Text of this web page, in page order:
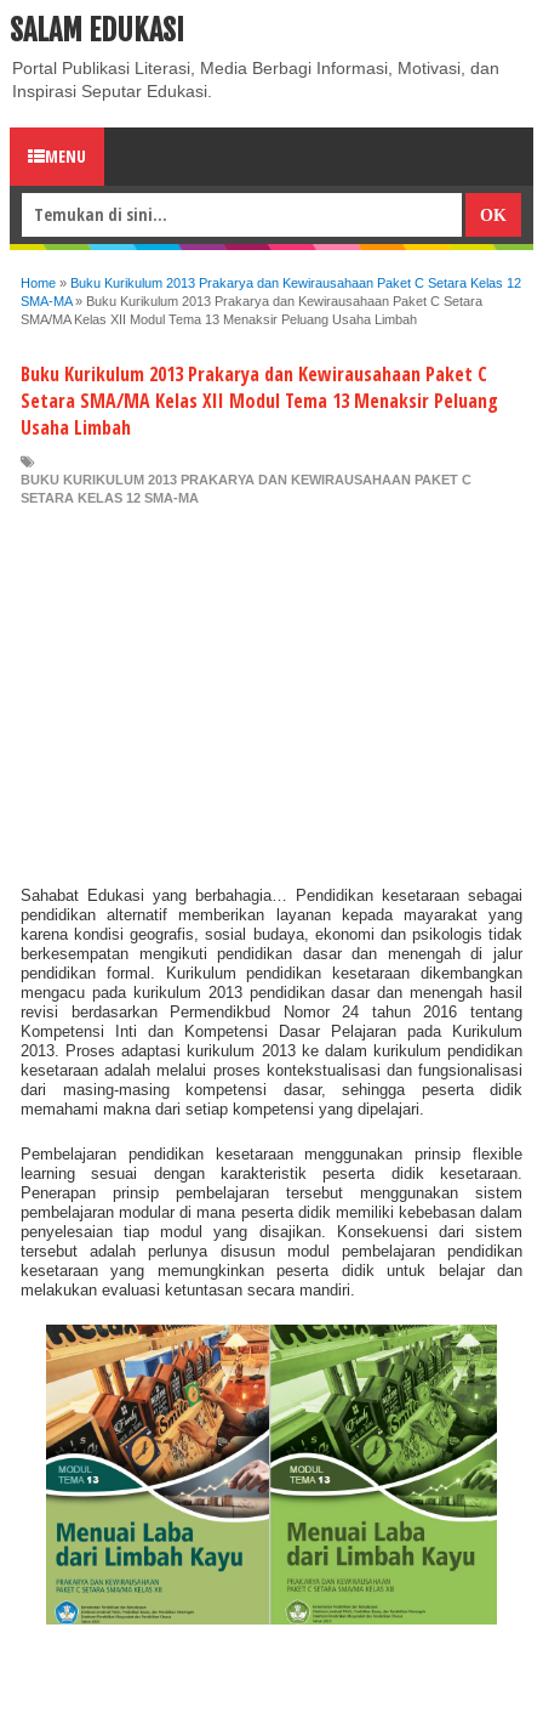
ABOUT CONTACT US
SALAM EDUKASI
Portal Publikasi Literasi, Media Berbagi Informasi, Motivasi, dan
Inspirasi Seputar Edukasi.
MENU
Home » Buku Kurikulum 2013 Prakarya dan Kewirausahaan Paket C Setara Kelas 12
SMA-MA» Buku Kurikulum 2013 Prakarya dan Kewirausahaan Paket C Setara
SMA/MA Kelas XII Modul Tema 13 Menaksir Peluang Usaha Limbah
Buku Kurikulum 2013 Prakarya dan Kewirausahaan Paket C
Setara SMA/MA Kelas XII Modul Tema 13 Menaksir Peluang
Usaha Limbah
BUKU KURIKULUM 2013 PRAKARYA DAN KEWIRAUSAHAAN PAKET C
SETARA KELAS 12 SMA-MA
Sahabat Edukasi yang berbahagia… Pendidikan kesetaraan sebagai
pendidikan alternatif memberikan layanan kepada mayarakat yang
karena kondisi geografis, sosial budaya, ekonomi dan psikologis tidak
berkesempatan mengikuti pendidikan dasar dan menengah di jalur
pendidikan formal. Kurikulum pendidikan kesetaraan dikembangkan
mengacu pada kurikulum 2013 pendidikan dasar dan menengah hasil
revisi berdasarkan Permendikbud Nomor 24 tahun 2016 tentang
Kompetensi Inti dan Kompetensi Dasar Pelajaran pada Kurikulum
2013. Proses adaptasi kurikulum 2013 ke dalam kurikulum pendidikan
kesetaraan adalah melalui proses kontekstualisasi dan fungsionalisasi
dari masing-masing kompetensi dasar, sehingga peserta didik
memahami makna dari setiap kompetensi yang dipelajari.
Pembelajaran pendidikan kesetaraan menggunakan prinsip flexible
learning sesuai dengan karakteristik peserta didik kesetaraan.
Penerapan prinsip pembelajaran tersebut menggunakan sistem
pembelajaran modular di mana peserta didik memiliki kebebasan dalam
penyelesaian tiap modul yang disajikan. Konsekuensi dari sistem
tersebut adalah perlunya disusun modul pembelajaran pendidikan
kesetaraan yang memungkinkan peserta didik untuk belajar dan
melakukan evaluasi ketuntasan secara mandiri.